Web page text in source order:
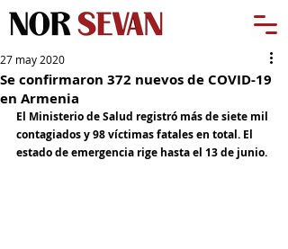
Se confirmaron 372 nuevos de COVID-19
en Armenia
27 may 2020
El Ministerio de Salud registró más de siete mil
contagiados y 98 víctimas fatales en total. El
estado de emergencia rige hasta el 13 de junio.